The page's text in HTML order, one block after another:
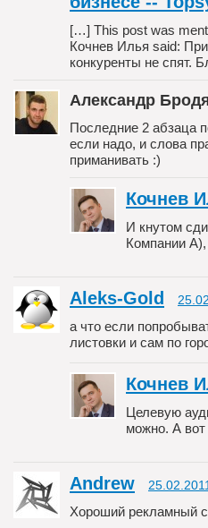
[…] This post was
Кочнев Илья said:
конкуренты не спят.
Александр
Последние 2 абзаца
если надо, и слова
приманивать :)
Кочнев
И кнутом
Компании А),
Aleks-Gold
а что если
листовки и сам по
Кочнев
Целевую
можно. А вот
Andrew
Хороший рекламный